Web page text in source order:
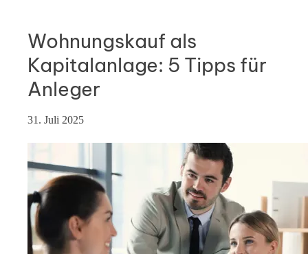
Wohnungskauf als
Kapitalanlage: 5 Tipps für
Anleger
31. Juli 2025